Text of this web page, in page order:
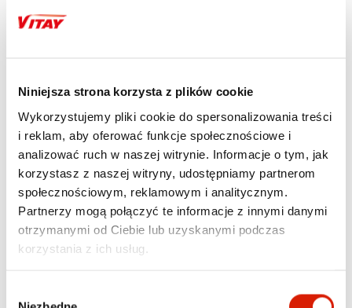
Niniejsza strona korzysta z plików cookie
Wykorzystujemy pliki cookie do spersonalizowania treści
i reklam, aby oferować funkcje społecznościowe i
analizować ruch w naszej witrynie. Informacje o tym, jak
korzystasz z naszej witryny, udostępniamy partnerom
społecznościowym, reklamowym i analitycznym.
Partnerzy mogą połączyć te informacje z innymi danymi
otrzymanymi od Ciebie lub uzyskanymi podczas
korzystania z ich usług.
PRZENOŚNY KOMPRESOR
NAVITEL, AIR15 AL.
169,00 zł lub 33 600 pkt
obniżką: 179,00 zł
EXTRALINK ZESTAW
ŚRUBOKRĘTÓW
PRECYZYJNYCH,
WKRĘTAKI TORX,
PRECYZYJNE, 115 W 1
49,00 zł lub 9 600 pkt